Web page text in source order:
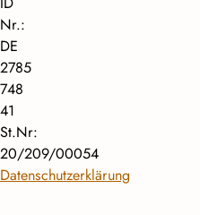
Nr.:
DE
2785
748
41
St.Nr:
20/209/00054
Datenschutzerklärung